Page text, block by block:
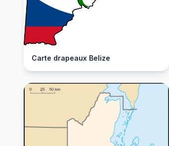
Carte drapeaux Belize